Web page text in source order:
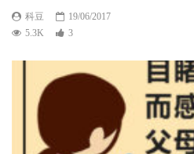
科豆
19/06/2017
5.3K
3